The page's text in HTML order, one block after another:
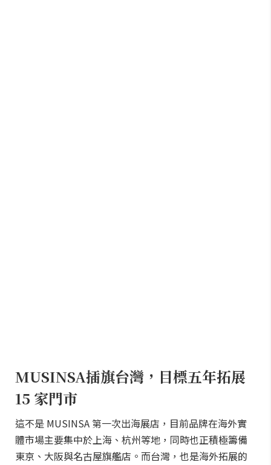
MUSINSA插旗台灣，目標五年拓展
15 家門市
這不是 MUSINSA 第一次出海展店，目前品牌在海外實
體市場主要集中於上海、杭州等地，同時也正積極籌備
東京、大阪與名古屋旗艦店。而台灣，也是海外拓展的